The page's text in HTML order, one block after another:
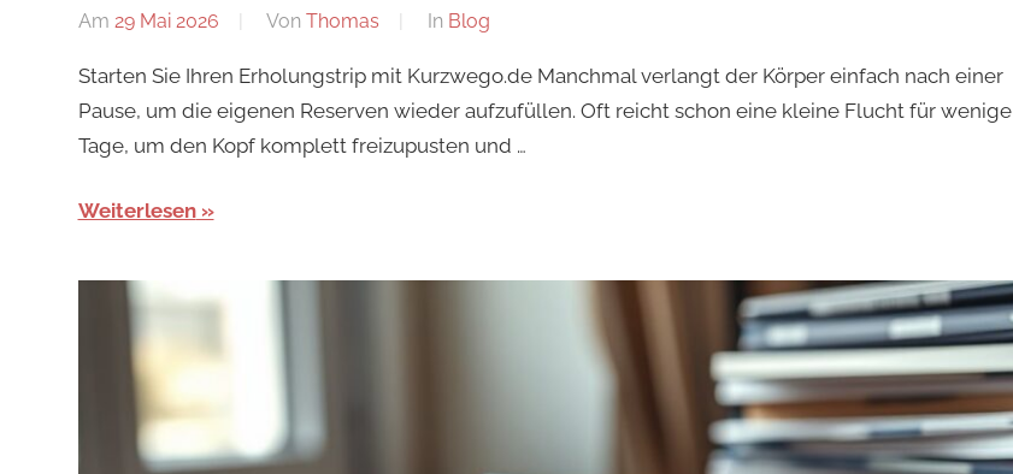
Am 29 Mai 2026 Von Thomas In Blog
Starten Sie Ihren Erholungstrip mit Kurzwego.de Manchmal verlangt der Körper einfach nach einer
Pause, um die eigenen Reserven wieder aufzufüllen. Oft reicht schon eine kleine Flucht für wenige
Tage, um den Kopf komplett freizupusten und …
Weiterlesen